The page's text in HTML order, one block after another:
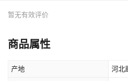
暂无有效评价
商品属性
产地 河北